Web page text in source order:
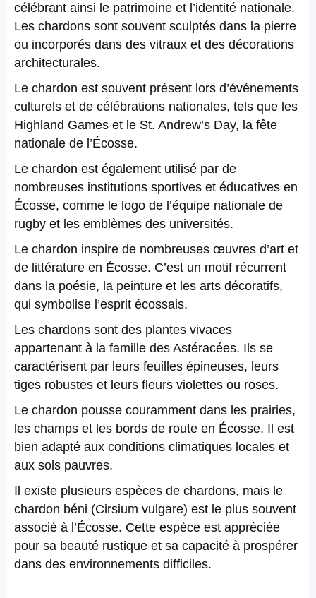
célébrant ainsi le patrimoine et l’identité nationale.
Les chardons sont souvent sculptés dans la pierre
ou incorporés dans des vitraux et des décorations
architecturales.
Le chardon est souvent présent lors d’événements
culturels et de célébrations nationales, tels que les
Highland Games et le St. Andrew’s Day, la fête
nationale de l’Écosse.
Le chardon est également utilisé par de
nombreuses institutions sportives et éducatives en
Écosse, comme le logo de l’équipe nationale de
rugby et les emblèmes des universités.
Le chardon inspire de nombreuses œuvres d’art et
de littérature en Écosse. C’est un motif récurrent
dans la poésie, la peinture et les arts décoratifs,
qui symbolise l’esprit écossais.
Les chardons sont des plantes vivaces
appartenant à la famille des Astéracées. Ils se
caractérisent par leurs feuilles épineuses, leurs
tiges robustes et leurs fleurs violettes ou roses.
Le chardon pousse couramment dans les prairies,
les champs et les bords de route en Écosse. Il est
bien adapté aux conditions climatiques locales et
aux sols pauvres.
Il existe plusieurs espèces de chardons, mais le
chardon béni (Cirsium vulgare) est le plus souvent
associé à l’Écosse. Cette espèce est appréciée
pour sa beauté rustique et sa capacité à prospérer
dans des environnements difficiles.